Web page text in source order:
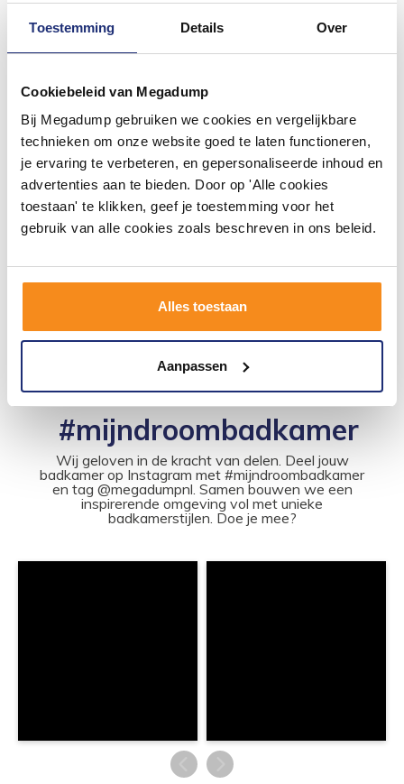
Toestemming Details Over
Cookiebeleid van Megadump
Bij Megadump gebruiken we cookies en vergelijkbare
technieken om onze website goed te laten functioneren,
je ervaring te verbeteren, en gepersonaliseerde inhoud en
advertenties aan te bieden. Door op 'Alle cookies
toestaan' te klikken, geef je toestemming voor het
gebruik van alle cookies zoals beschreven in ons beleid.
Alles toestaan
Aanpassen
Voegkruisjes Wedox Kris
3x10x55 mm (100 Stuks)
Binnen 3 weken geleverd
23,34
20,12
Meer info
#mijndroombadkamer
Wij geloven in de kracht van delen. Deel jouw
badkamer op Instagram met #mijndroombadkamer
en tag @megadumpnl. Samen bouwen we een
inspirerende omgeving vol met unieke
badkamerstijlen. Doe je mee?